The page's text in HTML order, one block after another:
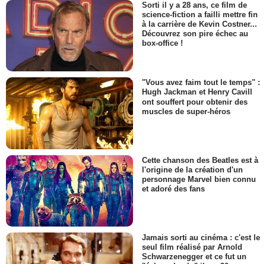
Sorti il y a 28 ans, ce film de
science-fiction a failli mettre fin
à la carrière de Kevin Costner...
Découvrez son pire échec au
box-office !
"Vous avez faim tout le temps" :
Hugh Jackman et Henry Cavill
ont souffert pour obtenir des
muscles de super-héros
Cette chanson des Beatles est à
l'origine de la création d'un
personnage Marvel bien connu
et adoré des fans
Jamais sorti au cinéma : c'est le
seul film réalisé par Arnold
Schwarzenegger et ce fut un